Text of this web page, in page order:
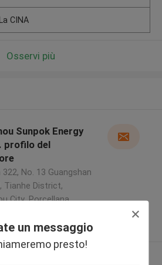
un messaggio
presto!
CINA
Osservi più
Sunpok Energy
profilo del
322, No. 13 Guangshan
Tianhe District,
City ,Porcellana
verificato